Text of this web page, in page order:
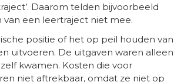
Daarom telden bijvoorbeeld
een leertraject niet mee.
positie of het op peil houden van
uitvoeren. De uitgaven waren alleen
kwamen. Kosten die voor
niet aftrekbaar, omdat ze niet op